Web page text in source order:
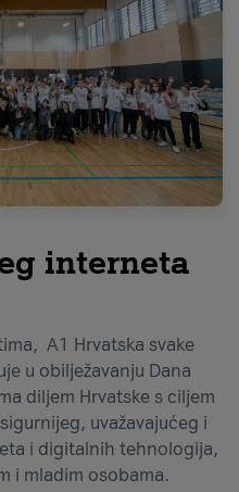
interneta
A1 Hrvatska svake
u obilježavanju Dana
diljem Hrvatske s ciljem
uvažavajućeg i
i digitalnih tehnologija,
i mladim osobama.